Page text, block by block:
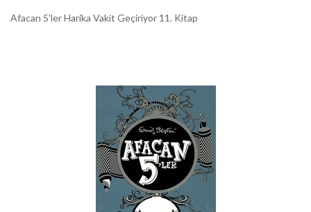
Afacan 5'ler Harika Vakit Geçiriyor 11. Kitap